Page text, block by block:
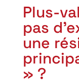
Plus-
pas
une
» ?